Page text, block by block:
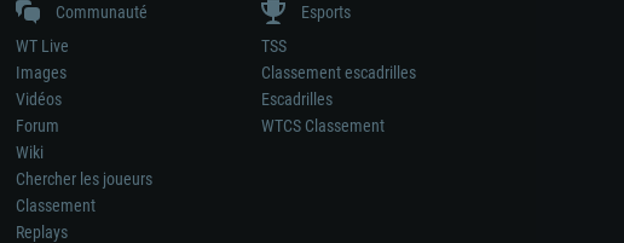
Communauté
WT Live
Images
Vidéos
Forum
Wiki
Chercher les joueurs
Classement
Replays
Esports
TSS
Classement escadrilles
Escadrilles
WTCS Classement